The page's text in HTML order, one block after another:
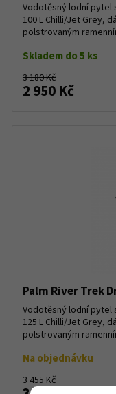
Vodotěsný lodní pytel
100 L Chilli/Jet Grey,
polstrovaným
Skladem do 5 ks
3 180 Kč
2 950 Kč
Palm River Trek
Vodotěsný lodní pytel
125 L Chilli/Jet Grey,
polstrovaným
Na objednávku
3 455 Kč